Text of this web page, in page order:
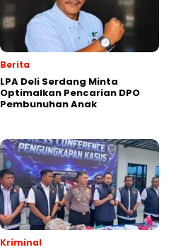
Berita
LPA Deli Serdang Minta
Optimalkan Pencarian DPO
Pembunuhan Anak
Kriminal